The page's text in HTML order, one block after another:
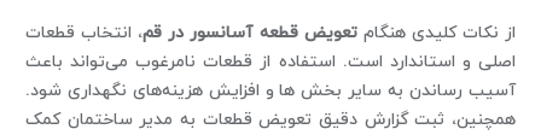
از نکات کلیدی هنگامتعویض قطعه آسانسور در قم، انتخاب قطعات
اصلی و استاندارد است. استفاده از قطعات نامرغوب می‌تواند باعث
آسیب رساندن به سایر بخش ها و افزایش هزینه‌های نگهداری شود.
همچنین، ثبت گزارش دقیق تعویض قطعات به مدیر ساختمان کمک